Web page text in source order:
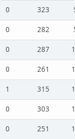
0 323
0 282
0 287
0 261
1 315
0 303
0 251